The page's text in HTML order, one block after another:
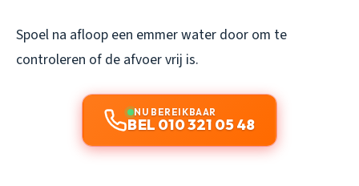
Spoel na afloop een emmer water door om te
controleren of de afvoer vrij is.
NU BEREIKBAAR
BEL 010 321 05 48